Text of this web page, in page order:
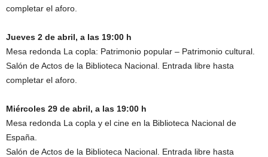
completar el aforo.
Jueves 2 de abril, a las 19:00 h
Mesa redonda La copla: Patrimonio popular – Patrimonio cultural.
Salón de Actos de la Biblioteca Nacional. Entrada libre hasta
completar el aforo.
Miércoles 29 de abril, a las 19:00 h
Mesa redonda La copla y el cine en la Biblioteca Nacional de
España.
Salón de Actos de la Biblioteca Nacional. Entrada libre hasta